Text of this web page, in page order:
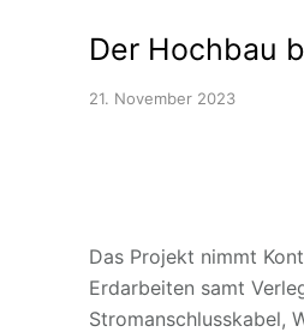
Der Hochbau
21. November 2023
Das Projekt nimmt
Erdarbeiten samt
Stromanschlusskabel,